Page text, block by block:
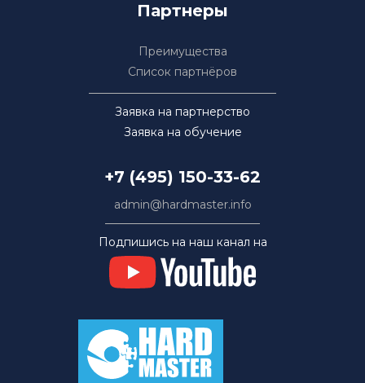
Партнеры
Преимущества
Список партнёров
Заявка на партнерство
Заявка на обучение
+7 (495) 150-33-62
admin@hardmaster.info
Подпишись на наш канал на